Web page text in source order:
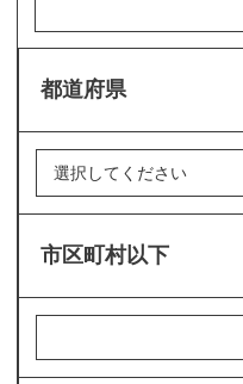
都道府県
市区町村以下